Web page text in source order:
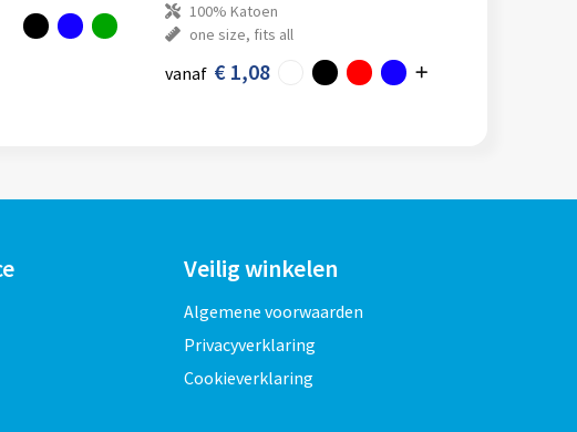
100% Katoen
one size, fits all
vanaf € 1,08
Veilig winkelen
Algemene voorwaarden
Privacyverklaring
Cookieverklaring